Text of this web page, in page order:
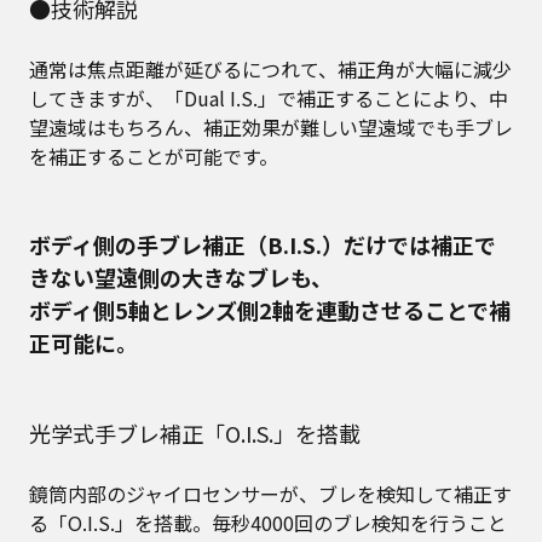
●技術解説
通常は焦点距離が延びるにつれて、補正角が大幅に減少
してきますが、「Dual I.S.」で補正することにより、中
望遠域はもちろん、補正効果が難しい望遠域でも手ブレ
を補正することが可能です。
ボディ側の手ブレ補正（B.I.S.）だけでは補正で
きない望遠側の大きなブレも、
ボディ側5軸とレンズ側2軸を連動させることで補
正可能に。
光学式手ブレ補正「O.I.S.」を搭載
鏡筒内部のジャイロセンサーが、ブレを検知して補正す
る「O.I.S.」を搭載。毎秒4000回のブレ検知を行うこと